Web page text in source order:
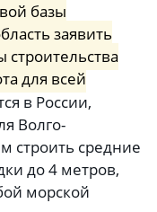
базы
заявить
строительства
для всей
в России,
Волго-
строить средние
до 4 метров,
морской